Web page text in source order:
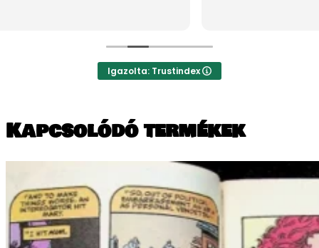
Igazolta: Trustindex
Kapcsolódó termékek